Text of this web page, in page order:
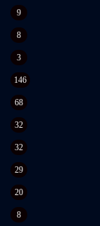
9
8
3
146
68
32
32
29
20
8